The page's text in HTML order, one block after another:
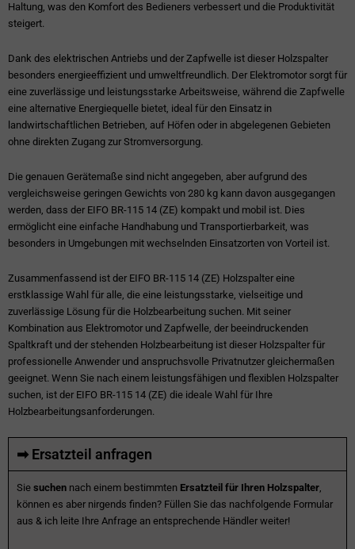
Haltung, was den Komfort des Bedieners verbessert und die Produktivität
steigert.
Dank des elektrischen Antriebs und der Zapfwelle ist dieser Holzspalter
besonders energieeffizient und umweltfreundlich. Der Elektromotor sorgt für
eine zuverlässige und leistungsstarke Arbeitsweise, während die Zapfwelle
eine alternative Energiequelle bietet, ideal für den Einsatz in
landwirtschaftlichen Betrieben, auf Höfen oder in abgelegenen Gebieten
ohne direkten Zugang zur Stromversorgung.
Die genauen Gerätemaße sind nicht angegeben, aber aufgrund des
vergleichsweise geringen Gewichts von 280 kg kann davon ausgegangen
werden, dass der EIFO BR-115 14 (ZE) kompakt und mobil ist. Dies
ermöglicht eine einfache Handhabung und Transportierbarkeit, was
besonders in Umgebungen mit wechselnden Einsatzorten von Vorteil ist.
Zusammenfassend ist der EIFO BR-115 14 (ZE) Holzspalter eine
erstklassige Wahl für alle, die eine leistungsstarke, vielseitige und
zuverlässige Lösung für die Holzbearbeitung suchen. Mit seiner
Kombination aus Elektromotor und Zapfwelle, der beeindruckenden
Spaltkraft und der stehenden Holzbearbeitung ist dieser Holzspalter für
professionelle Anwender und anspruchsvolle Privatnutzer gleichermaßen
geeignet. Wenn Sie nach einem leistungsfähigen und flexiblen Holzspalter
suchen, ist der EIFO BR-115 14 (ZE) die ideale Wahl für Ihre
Holzbearbeitungsanforderungen.
➡ Ersatzteil anfragen
Sie suchen nach einem bestimmten Ersatzteil für Ihren Holzspalter,
können es aber nirgends finden? Füllen Sie das nachfolgende Formular
aus & ich leite Ihre Anfrage an entsprechende Händler weiter!